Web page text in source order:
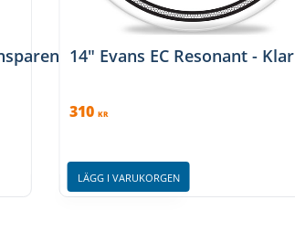
(Clear)
14" Evans EC Resonant - Klar
310 KR
LÄGG I VARUKORGEN